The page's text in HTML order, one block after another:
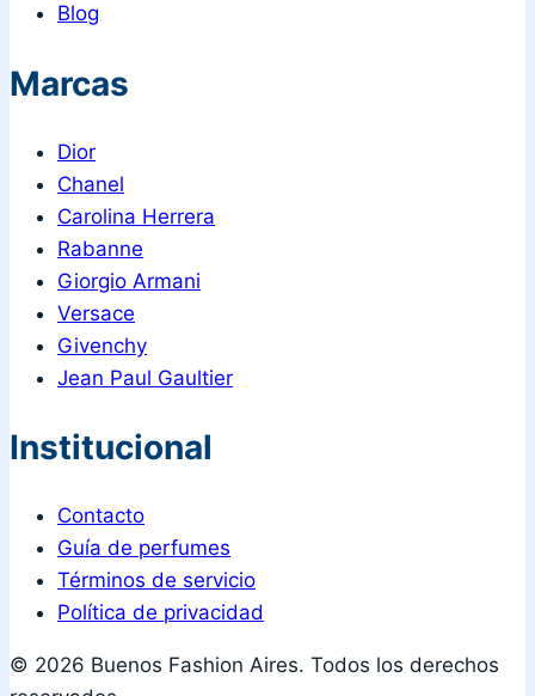
Blog
Marcas
Dior
Chanel
Carolina Herrera
Rabanne
Giorgio Armani
Versace
Givenchy
Jean Paul Gaultier
Institucional
Contacto
Guía de perfumes
Términos de servicio
Política de privacidad
© 2026 Buenos Fashion Aires. Todos los derechos